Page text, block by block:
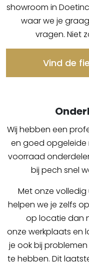
showroom in
waar we je
vragen. Niet
Vind de
Wij hebben een
en goed opgeleide
voorraad
bij pech snel
Met onze
helpen we je zelfs
op locatie dan
onze werkplaats en
je ook bij
te hebben. Dit